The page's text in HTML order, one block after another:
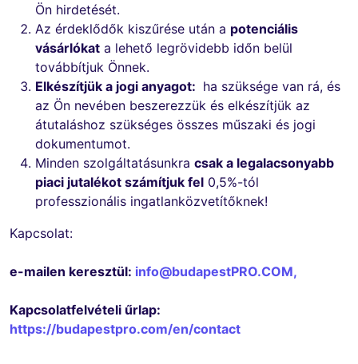
Ön hirdetését.
Az érdeklődők kiszűrése után a potenciális
vásárlókat a lehető legrövidebb időn belül
továbbítjuk Önnek.
Elkészítjük a jogi anyagot: ha szüksége van rá, és
az Ön nevében beszerezzük és elkészítjük az
átutaláshoz szükséges összes műszaki és jogi
dokumentumot.
Minden szolgáltatásunkra csak a legalacsonyabb
piaci jutalékot számítjuk fel 0,5%-tól
professzionális ingatlanközvetítőknek!
Kapcsolat:
e-mailen keresztül: info@budapestPRO.COM,
Kapcsolatfelvételi űrlap:
https://budapestpro.com/en/contact